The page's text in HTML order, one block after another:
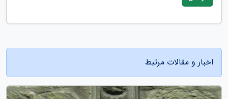
اخبار و مقالات مرتبط